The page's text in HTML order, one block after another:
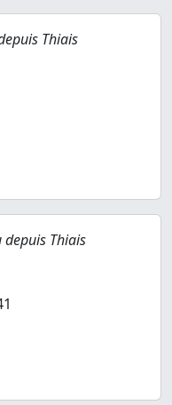
Thiais
Thiais